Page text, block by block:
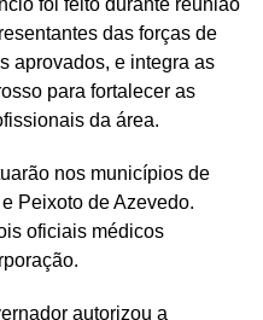
das forças de
aprovados, e integra as
para fortalecer as
da área.
nos municípios de
Peixoto de Azevedo.
oficiais médicos
autorizou a